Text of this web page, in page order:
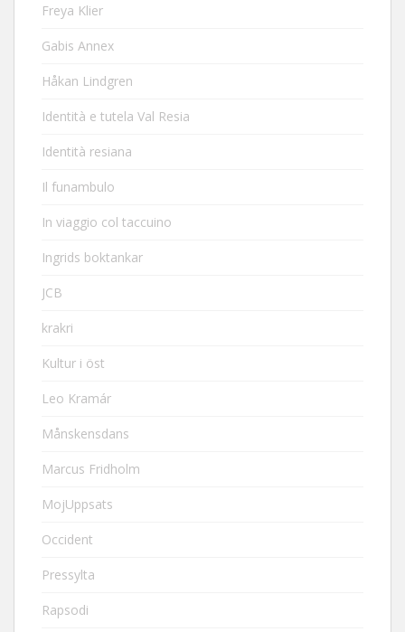
Freya Klier
Gabis Annex
Håkan Lindgren
Identità e tutela Val Resia
Identità resiana
Il funambulo
In viaggio col taccuino
Ingrids boktankar
JCB
krakri
Kultur i öst
Leo Kramár
Månskensdans
Marcus Fridholm
MojUppsats
Occident
Pressylta
Rapsodi